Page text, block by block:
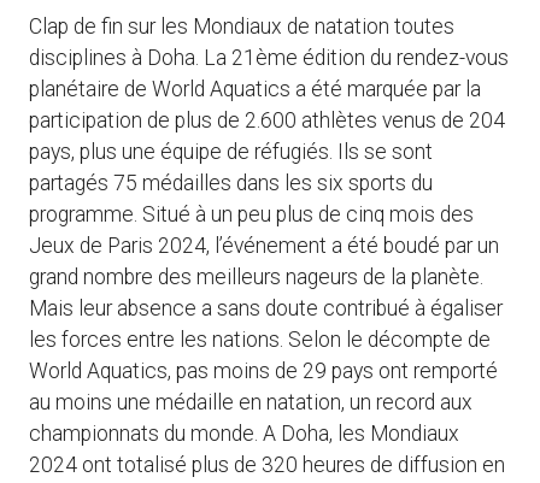
Clap de fin sur les Mondiaux de natation toutes
disciplines à Doha. La 21ème édition du rendez-vous
planétaire de World Aquatics a été marquée par la
participation de plus de 2.600 athlètes venus de 204
pays, plus une équipe de réfugiés. Ils se sont
partagés 75 médailles dans les six sports du
programme. Situé à un peu plus de cinq mois des
Jeux de Paris 2024, l’événement a été boudé par un
grand nombre des meilleurs nageurs de la planète.
Mais leur absence a sans doute contribué à égaliser
les forces entre les nations. Selon le décompte de
World Aquatics, pas moins de 29 pays ont remporté
au moins une médaille en natation, un record aux
championnats du monde. A Doha, les Mondiaux
2024 ont totalisé plus de 320 heures de diffusion en